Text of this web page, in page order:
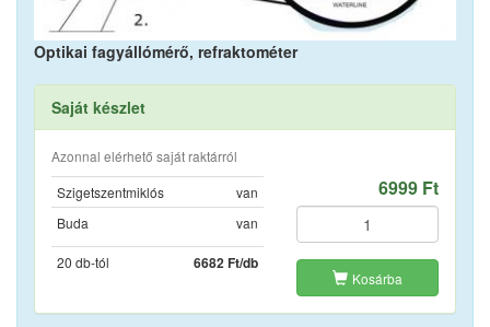
Optikai fagyállómérő, refraktométer
Saját készlet
Azonnal elérhető saját raktárról
Szigetszentmiklós
van
Buda
van
20 db-tól 6682 Ft/db
6999 Ft
Kosárba